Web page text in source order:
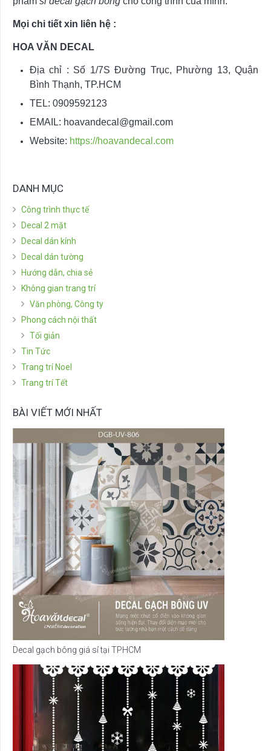
Mọi chi tiết xin liên hệ :
HOA VĂN DECAL
Địa chỉ : Số 1/7S Đường Trục, Phường 13, Quận
Bình Thạnh, TP.HCM
TEL: 0909592123
EMAIL: hoavandecal@gmail.com
Website: https://hoavandecal.com
DANH MỤC
Công trình thực tế
Decal 2 mặt
Decal dán kính
Decal dán tường
Hướng dẫn, chia sẻ
Không gian trang trí
Văn phòng, Công ty
Phong cách nội thất
Tối giản
Tin Tức
Trang trí Noel
Trang trí Tết
BÀI VIẾT MỚI NHẤT
Decal gạch bông giá sỉ tại TPHCM